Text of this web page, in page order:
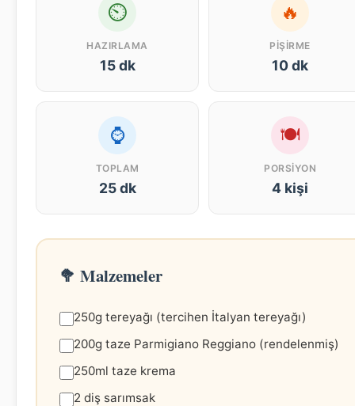
⏲
HAZIRLAMA
15 dk
🔥
PIŞIRME
10 dk
⌚
TOPLAM
25 dk
🍽
PORSIYON
4 kişi
🥦 Malzemeler
250g tereyağı (tercihen İtalyan tereyağı)
200g taze Parmigiano Reggiano (rendelenmiş)
250ml taze krema
2 diş sarımsak